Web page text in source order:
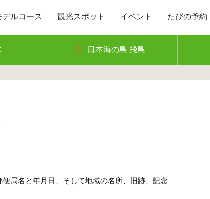
デルコース 観光スポット イベント たびの予約
日本海の島 飛島
局名と年月日、そして地域の名所、旧跡、記念